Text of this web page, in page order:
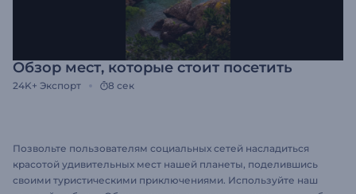
Обзор мест, которые стоит посетить
24K+ Экспорт 8 сек
Позвольте пользователям социальных сетей насладиться
красотой удивительных мест нашей планеты, поделившись
своими туристическими приключениями. Используйте наш